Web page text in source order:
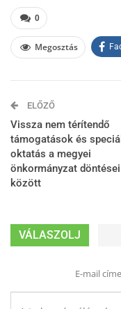
0
Megosztás
ELŐZŐ
Vissza nem térítendő
támogatások és
oktatás a megyei
önkormányzat döntései
között
VÁLASZOLJ
E-mail